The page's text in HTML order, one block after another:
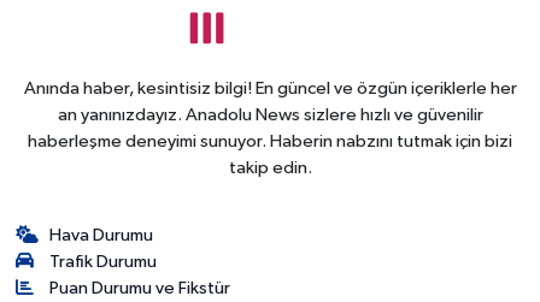
Anında haber, kesintisiz bilgi! En güncel ve özgün içeriklerle her
an yanınızdayız. Anadolu News sizlere hızlı ve güvenilir
haberleşme deneyimi sunuyor. Haberin nabzını tutmak için bizi
takip edin.
Hava Durumu
Trafik Durumu
Puan Durumu ve Fikstür